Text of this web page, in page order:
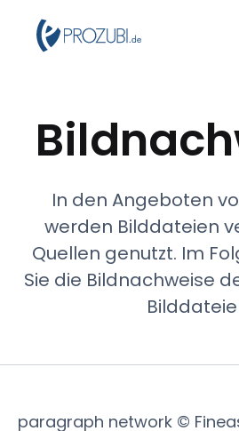
In den Angeboten
werden Bilddateien
Quellen genutzt. Im
Sie die Bildnachweise
paragraph network ©